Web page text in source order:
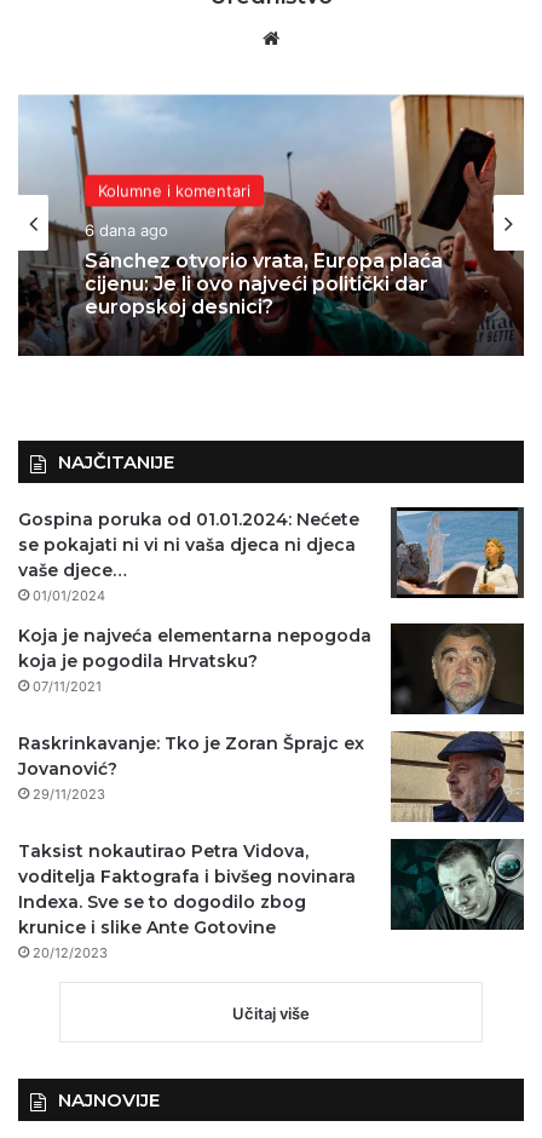
Kolumne i komentari
6 dana ago
Sánchez otvorio vrata, Europa plaća
cijenu: Je li ovo najveći politički dar
europskoj desnici?
Kolumne i komentari
1 tjedan ago
NAJČITANIJE
Gospina poruka od 01.01.2024: Nećete
se pokajati ni vi ni vaša djeca ni djeca
vaše djece…
01/01/2024
Koja je najveća elementarna nepogoda
koja je pogodila Hrvatsku?
07/11/2021
Raskrinkavanje: Tko je Zoran Šprajc ex
Jovanović?
29/11/2023
Taksist nokautirao Petra Vidova,
voditelja Faktografa i bivšeg novinara
Indexa. Sve se to dogodilo zbog
krunice i slike Ante Gotovine
20/12/2023
Učitaj više
NAJNOVIJE